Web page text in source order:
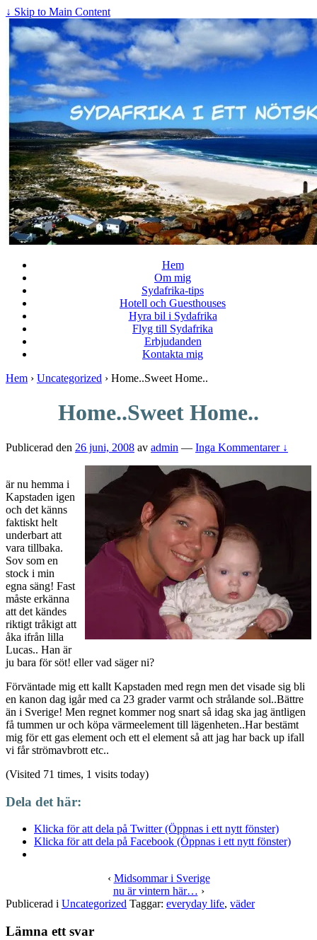
↓ Skip to Main Content
Hem
Om mig
Sydafrika-tips
Hotell och Guesthouses
Hyra bil i Sydafrika
Flyg till Sydafrika
Erbjudanden
Kontakta mig
Hem › Uncategorized › Home..Sweet Home..
Home..Sweet Home..
Publicerad den 26 juni, 2008 av admin — Inga Kommentarer ↓
är nu hemma i
Kapstaden igen
och det känns
faktiskt helt
underbart att
vara tillbaka.
Sov som en
stock i min
egna säng! Fast
måste erkänna
att det kändes
riktigt tråkigt att
åka ifrån lilla
Lucas.. Han är
ju bara för söt! eller vad säger ni?
Förväntade mig ett kallt Kapstaden med regn men det visade sig bli
en kanon dag igår med ca 23 grader varmt och strålande sol..Bättre
än i Sverige! Men regnet kommer nog snart så idag ska jag äntligen
få tummen ur och köpa värmeelement till lägenheten..Har bestämt
mig för ett gas element och ett el element så att jag har back up ifall
vi får strömavbrott etc..
(Visited 71 times, 1 visits today)
Dela det här:
Klicka för att dela på Twitter (Öppnas i ett nytt fönster)
Klicka för att dela på Facebook (Öppnas i ett nytt fönster)
‹ Midsommar i Sverige
nu är vintern här… ›
Publicerad i Uncategorized Taggar: everyday life, väder
Lämna ett svar